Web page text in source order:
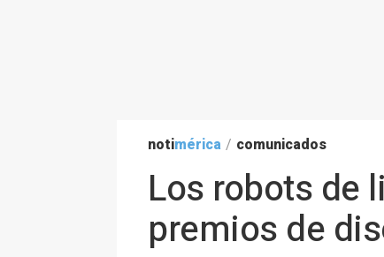
notimérica / comunicados
Los robots de
premios de